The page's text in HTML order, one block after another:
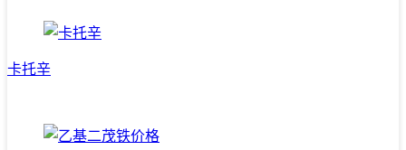
卡托辛